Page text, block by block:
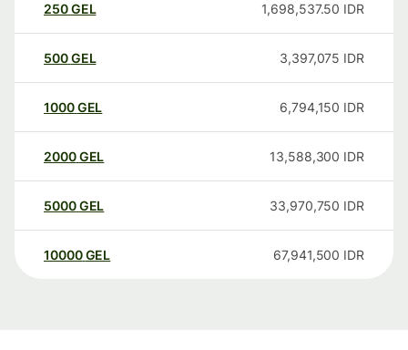
250GEL 1,698,537.50 IDR
500GEL 3,397,075 IDR
1000GEL 6,794,150 IDR
2000GEL 13,588,300 IDR
5000GEL 33,970,750 IDR
10000 GEL 67,941,500 IDR